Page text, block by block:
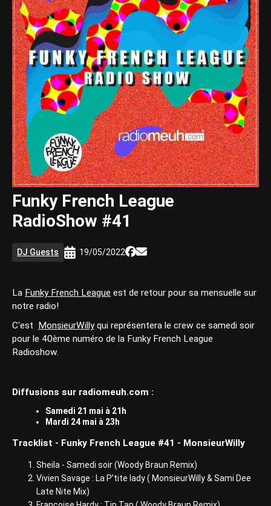
Funky French League
RadioShow #41
DJ Guests 19/05/2022
La Funky French League est de retour pour sa mensuelle sur
notre radio!
C'est MonsieurWillyqui représentera le crew ce samedi soir
pour le 40ème numéro de la Funky French League
Radioshow.
Diffusions sur radiomeuh.com :
Samedi 21 mai à 21h
Mardi 24 mai à 23h
Tracklist - Funky French League #41 - MonsieurWilly
Sheila - Samedi soir (Woody Braun Remix)
Vivien Savage : La P’tite lady ( MonsieurWilly & Sami Dee
Late Nite Mix)